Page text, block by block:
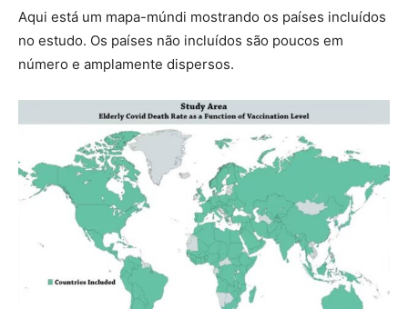
Aqui está um mapa-múndi mostrando os países incluídos
no estudo. Os países não incluídos são poucos em
número e amplamente dispersos.